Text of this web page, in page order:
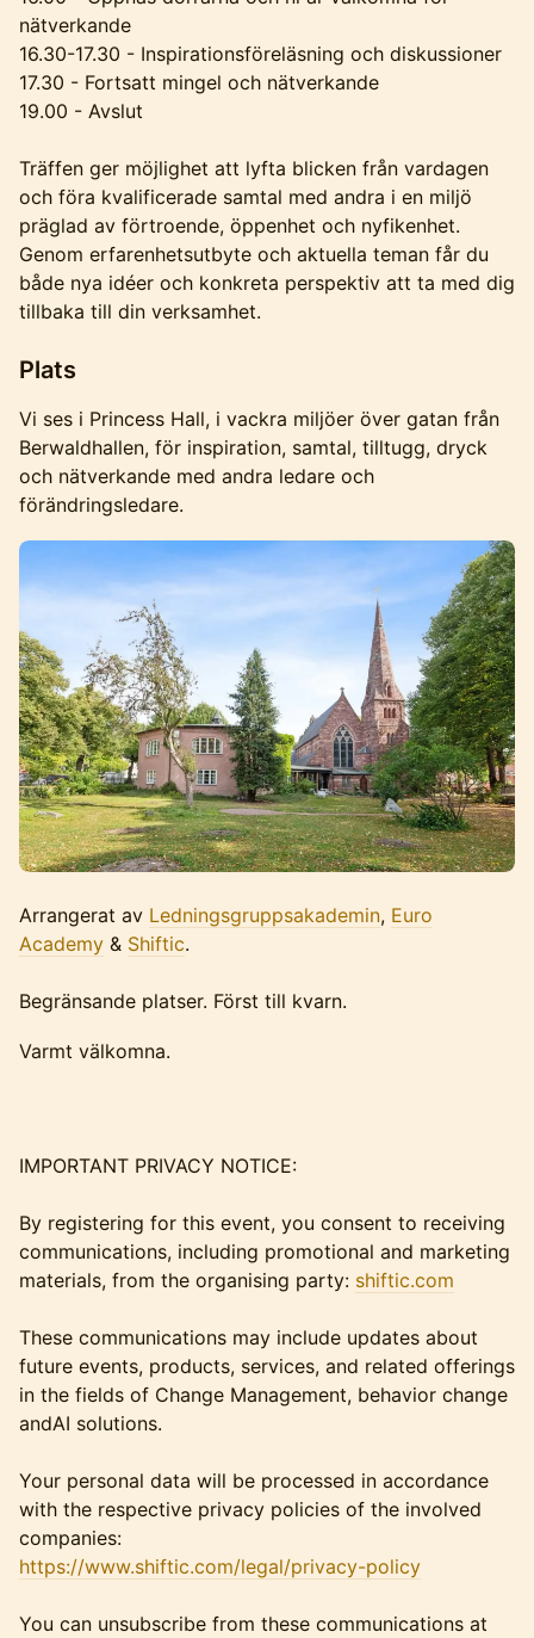
nätverkande
16.30-17.30 - Inspirationsföreläsning och diskussioner
17.30 - Fortsatt mingel och nätverkande
19.00 - Avslut
Träffen ger möjlighet att lyfta blicken från vardagen
och föra kvalificerade samtal med andra i en miljö
präglad av förtroende, öppenhet och nyfikenhet.
Genom erfarenhetsutbyte och aktuella teman får du
både nya idéer och konkreta perspektiv att ta med dig
tillbaka till din verksamhet.
Plats
Vi ses i Princess Hall, i vackra miljöer över gatan från
Berwaldhallen, för inspiration, samtal, tilltugg, dryck
och nätverkande med andra ledare och
förändringsledare.
Arrangerat av Ledningsgruppsakademin, Euro
Academy & Shiftic.
Begränsande platser. Först till kvarn.
Varmt välkomna.
IMPORTANT PRIVACY NOTICE:
By registering for this event, you consent to receiving
communications, including promotional and marketing
materials, from the organising party: shiftic.com
These communications may include updates about
future events, products, services, and related offerings
in the fields of Change Management, behavior change
andAI solutions.
Your personal data will be processed in accordance
with the respective privacy policies of the involved
companies:
https://www.shiftic.com/legal/privacy-policy
You can unsubscribe from these communications at